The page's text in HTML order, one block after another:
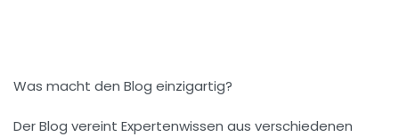
Was macht den Blog einzigartig?
Der Blog vereint Expertenwissen aus verschiedenen